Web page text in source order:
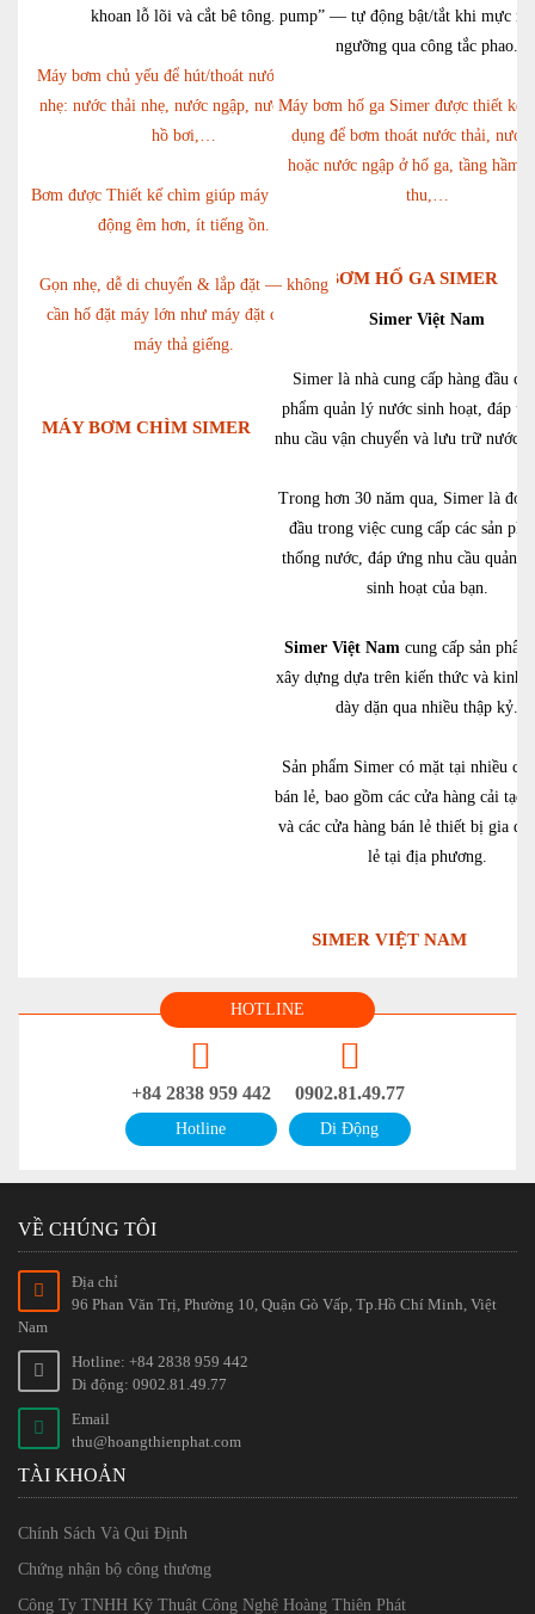
khoan lỗ lõi và cắt bê tông.
Máy bơm chủ yếu để hút/thoát nước cấp độ
nhẹ: nước thải nhẹ, nước ngập, nước mưa,
hồ bơi,…
Bơm được Thiết kế chìm giúp máy bơm hoạt
động êm hơn, ít tiếng ồn.
Gọn nhẹ, dễ di chuyển & lắp đặt — không
cần hố đặt máy lớn như máy đặt cạn hay
máy thả giếng.
MÁY BƠM CHÌM SIMER
pump” — tự động bật/tắt khi mực
ngưỡng qua công tắc phao.
Máy bơm hố ga Simer được thiết kế
dụng để bơm thoát nước thải, nước
hoặc nước ngập ở hố ga, tầng hầm,
thu,…
MÁY BƠM HỐ GA SIMER
Simer Việt Nam
Simer là nhà cung cấp hàng đầu
phẩm quản lý nước sinh hoạt, đáp
nhu cầu vận chuyển và lưu trữ nước
Trong hơn 30 năm qua, Simer là đơn
đầu trong việc cung cấp các sản
thống nước, đáp ứng nhu cầu quản
sinh hoạt của bạn.
Simer Việt Namcung cấp sản
xây dựng dựa trên kiến ​​thức và kinh
dày dặn qua nhiều thập kỷ.
Sản phẩm Simer có mặt tại nhiều
bán lẻ, bao gồm các cửa hàng cải tạo
và các cửa hàng bán lẻ thiết bị gia
lẻ tại địa phương.
SIMER VIỆT NAM
HOTLINE
+84 2838 959 442
Hotline
0902.81.49.77
Di Động
VỀ CHÚNG TÔI
Địa chỉ
96 Phan Văn Trị, Phường 10, Quận Gò Vấp, Tp.Hồ Chí Minh, Việt
Nam
Hotline: +84 2838 959 442
Di động: 0902.81.49.77
Email
thu@hoangthienphat.com
TÀI KHOẢN
Chính Sách Và Qui Định
Chứng nhận bộ công thương
Công Ty TNHH Kỹ Thuật Công Nghệ Hoàng Thiên Phát